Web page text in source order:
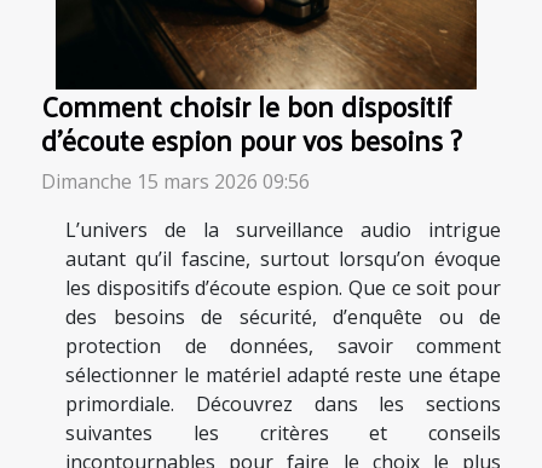
Comment choisir le bon dispositif
d'écoute espion pour vos besoins ?
Dimanche 15 mars 2026 09:56
L’univers de la surveillance audio intrigue
autant qu’il fascine, surtout lorsqu’on évoque
les dispositifs d’écoute espion. Que ce soit pour
des besoins de sécurité, d’enquête ou de
protection de données, savoir comment
sélectionner le matériel adapté reste une étape
primordiale. Découvrez dans les sections
suivantes les critères et conseils
incontournables pour faire le choix le plus